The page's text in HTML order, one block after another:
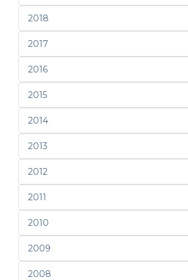
2018
2017
2016
2015
2014
2013
2012
2011
2010
2009
2008